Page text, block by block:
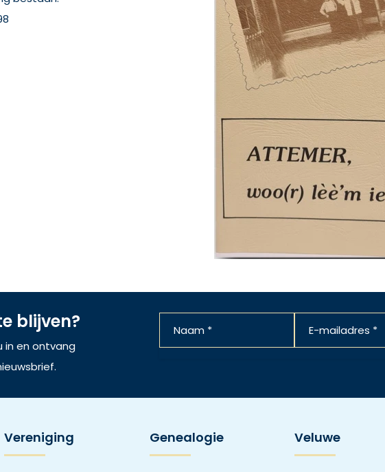
blijven?
in en ontvang
Vereniging Genealogie Veluwe